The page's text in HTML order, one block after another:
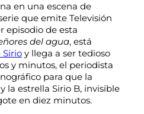
en una escena de
que emite Televisión
episodio de esta
del agua, está
Sirio y llega a ser tedioso
y minutos, el periodista
para que la
la estrella Sirio B, invisible
en diez minutos.